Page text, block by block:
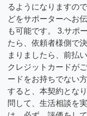
るようになりますの
どをサポーターへお
も可能です。 3.サポ
たら、依頼者様側で
まりましたら、前払
クレジットカードが
ードをお持ちでない
すると、本契約とな
問して、生活相談を